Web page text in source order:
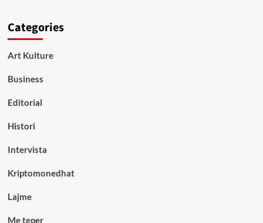
Categories
Art Kulture
Business
Editorial
Histori
Intervista
Kriptomonedhat
Lajme
Me teper